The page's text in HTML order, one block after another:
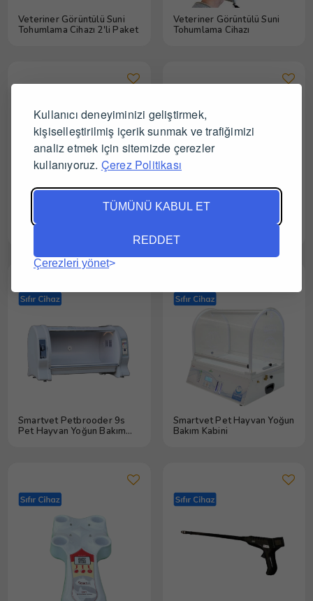
Kullanıcı deneyiminizi geliştirmek,
kişiselleştirilmiş içerik sunmak ve trafiğimizi
analiz etmek için sitemizde çerezler
kullanıyoruz. Çerez Politikası
TÜMÜNÜ KABUL ET
REDDET
Çerezleri yönet
Veteriner Görüntülü Suni
Tohumlama Cihazı 2'li Paket
Veteriner Görüntülü Suni
Tohumlama Cihazı
STR Serisi Masaüstü Buharlı
Sterilizatör (Otoklav)
Smartvet Petbrooder 9x
Pet Hayvan Yoğun Bakım
Kabini
Smartvet Petbrooder 9s
Pet Hayvan Yoğun Bakım
Smartvet Pet Hayvan Yoğun
Bakım Kabini